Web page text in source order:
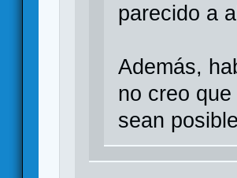
parecido a
Además,
no creo
sean